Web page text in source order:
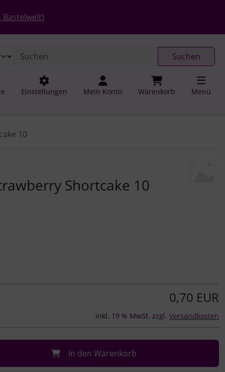
Bastelwelt)
Suchen
Einstellungen Mein Konto Warenkorb Menü
10
Shortcake 10
0,70 EUR
inkl. 19 % MwSt. zzgl. Versandkosten
In den Warenkorb